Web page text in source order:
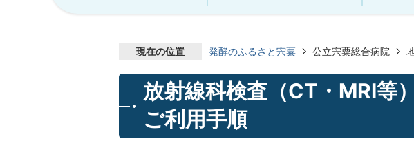
現在の位置 発酵のふるさと宍粟 公立宍粟総合病院
放射線科検査（CT・MRI等
ご利用手順